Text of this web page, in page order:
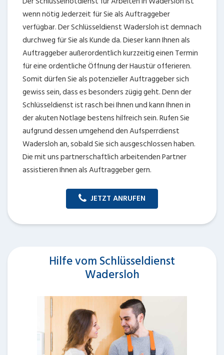
wenn nötig Jederzeit für Sie als Auftraggeber
verfügbar. Der Schlüsseldienst Wadersloh ist demnach
durchweg für Sie als Kunde da. Dieser kann Ihnen als
Auftraggeber außerordentlich kurzzeitig einen Termin
für eine ordentliche Öffnung der Haustür offerieren.
Somit dürfen Sie als potenzieller Auftraggeber sich
gewiss sein, dass es besonders zügig geht. Denn der
Schlüsseldienst ist rasch bei Ihnen und kann Ihnen in
der akuten Notlage bestens hilfreich sein. Rufen Sie
aufgrund dessen umgehend den Aufsperrdienst
Wadersloh an, sobald Sie sich ausgeschlossen haben.
Die mit uns partnerschaftlich arbeitenden Partner
assistieren Ihnen als Auftraggeber gern.
JETZT ANRUFEN
Hilfe vom Schlüsseldienst
Wadersloh